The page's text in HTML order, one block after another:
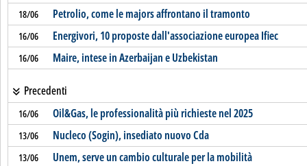
18/06 Petrolio, come le majors affrontano il tramonto
16/06 Energivori, 10 proposte dall'associazione europea Ifiec
16/06 Maire, intese in Azerbaijan e Uzbekistan
Precedenti
16/06 Oil&Gas, le professionalità più richieste nel 2025
13/06 Nucleco (Sogin), insediato nuovo Cda
13/06 Unem, serve un cambio culturale per la mobilità